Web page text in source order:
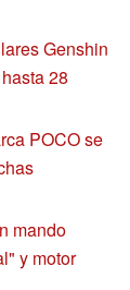
Genshin
28
POCO se
mando
y motor